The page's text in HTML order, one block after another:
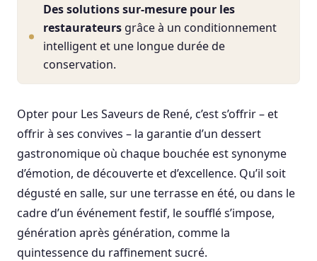
Des solutions sur-mesure pour les
restaurateurs grâce à un conditionnement
intelligent et une longue durée de
conservation.
Opter pour Les Saveurs de René, c’est s’offrir – et
offrir à ses convives – la garantie d’un dessert
gastronomique où chaque bouchée est synonyme
d’émotion, de découverte et d’excellence. Qu’il soit
dégusté en salle, sur une terrasse en été, ou dans le
cadre d’un événement festif, le soufflé s’impose,
génération après génération, comme la
quintessence du raffinement sucré.